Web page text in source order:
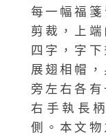
每一幅福
剪裁，上端
四字，字
展翅相帽
旁左右各
右手執長
側。本文